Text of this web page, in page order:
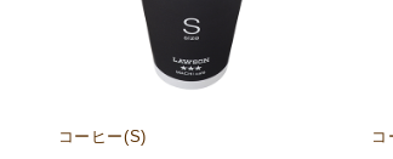
コーヒー(S)
コ